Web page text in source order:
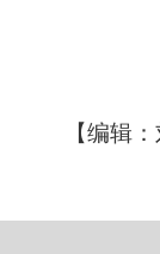
【编辑